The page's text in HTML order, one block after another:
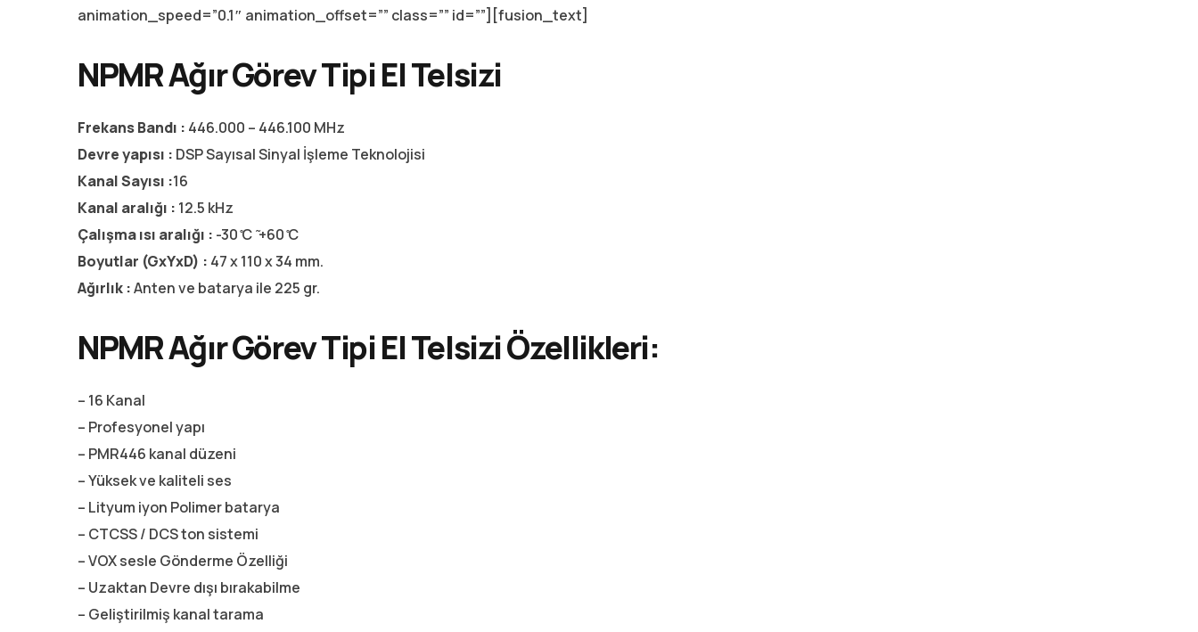
animation_speed=”0.1″ animation_offset=”” class=”” id=””][fusion_text]
NPMR Ağır Görev Tipi El Telsizi
Frekans Bandı : 446.000 – 446.100 MHz
Devre yapısı : DSP Sayısal Sinyal İşleme Teknolojisi
Kanal Sayısı :16
Kanal aralığı : 12.5 kHz
Çalışma ısı aralığı : -30 ̊C ̃ +60 ̊C
Boyutlar (GxYxD) : 47 x 110 x 34 mm.
Ağırlık :Anten ve batarya ile 225 gr.
NPMR Ağır Görev Tipi El Telsizi Özellikleri:
– 16 Kanal
– Profesyonel yapı
– PMR446 kanal düzeni
– Yüksek ve kaliteli ses
– Lityum iyon Polimer batarya
– CTCSS / DCS ton sistemi
– VOX sesle Gönderme Özelliği
– Uzaktan Devre dışı bırakabilme
– Geliştirilmiş kanal tarama